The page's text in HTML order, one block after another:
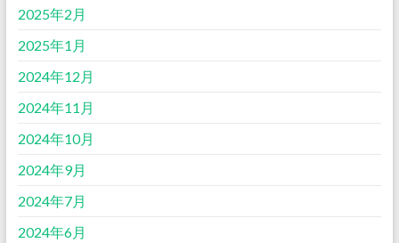
2025年2月
2025年1月
2024年12月
2024年11月
2024年10月
2024年9月
2024年7月
2024年6月